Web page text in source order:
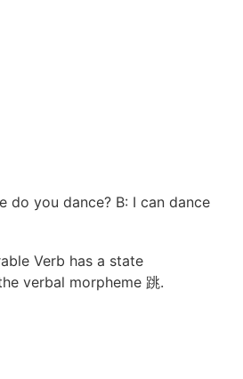
do you dance? B: I can dance
Verb has a state
verbal morpheme 跳.